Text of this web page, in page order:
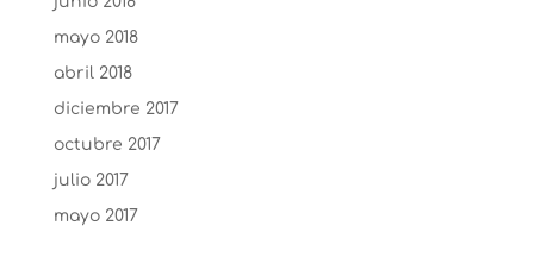
mayo 2018
abril 2018
diciembre 2017
octubre 2017
julio 2017
mayo 2017